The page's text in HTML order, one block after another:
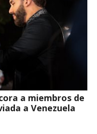
a miembros de
a Venezuela